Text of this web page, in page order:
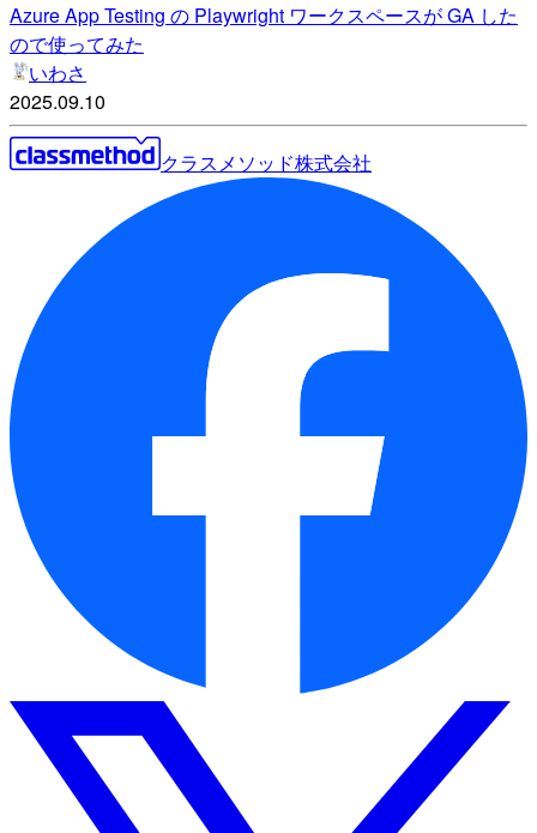
Azure App Testing の Playwright ワークスペースが GA した
ので使ってみた
いわさ
2025.09.10
クラスメソッド株式会社